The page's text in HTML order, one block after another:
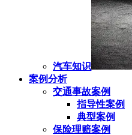
汽车知识
案例分析
交通事故案例
指导性案例
典型案例
保险理赔案例